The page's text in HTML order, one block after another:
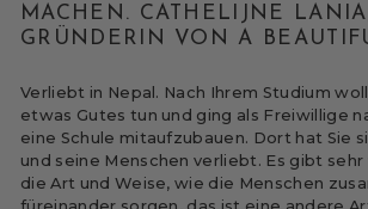
MACHEN. CATHELIJNE
GRÜNDERIN VON A
Verliebt in Nepal. Nach Ihrem Studium
etwas Gutes tun und ging als Freiwillige
eine Schule mitaufzubauen. Dort hat Sie
und seine Menschen verliebt. Es gibt sehr
die Art und Weise, wie die Menschen
füreinander sorgen, das ist eine andere